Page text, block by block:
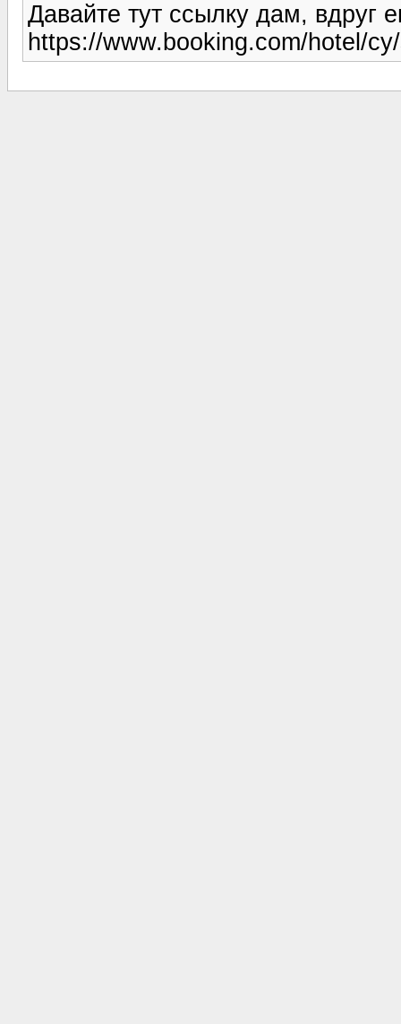
Давайте тут ссылку дам, вдруг
https://www.booking.com/hotel/